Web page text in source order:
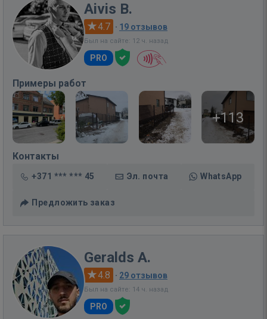
Aivis B.
4.7 · 19 отзывов
Был на сайте: 12 ч. назад
PRO
Примеры работ
+113
Контакты
+371 *** *** 45 Эл. почта WhatsApp
Предложить заказ
Geralds A.
4.8 · 29 отзывов
Был на сайте: 14 ч. назад
PRO